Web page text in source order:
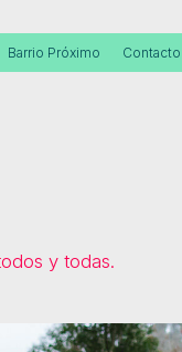
Barrio Próximo Contacto
y todas.